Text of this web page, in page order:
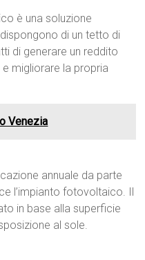
è una soluzione
di un tetto di
di generare un reddito
migliorare la propria
Venezia
annuale da parte
l’impianto fotovoltaico. Il
in base alla superficie
al sole.